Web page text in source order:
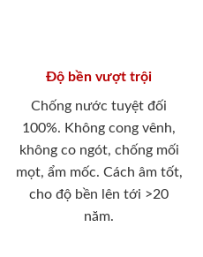
Độ bền vượt trội
Chống nước tuyệt đối
100%. Không cong vênh,
không co ngót, chống mối
mọt, ẩm mốc. Cách âm tốt,
cho độ bền lên tới >20
năm.